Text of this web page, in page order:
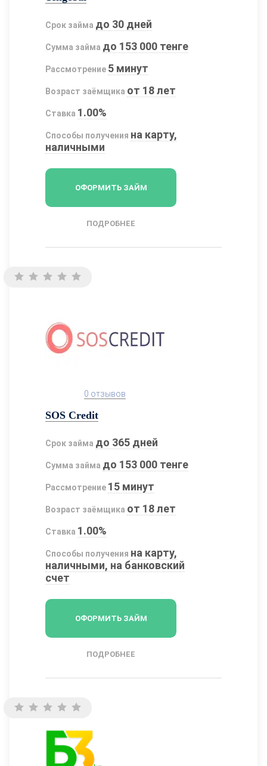
Срок займа до 30 дней
Сумма займа до 153 000 тенге
Рассмотрение 5 минут
Возраст заёмщика от 18 лет
Ставка 1.00%
Способы получения на карту,
наличными
ОФОРМИТЬ ЗАЙМ
ПОДРОБНЕЕ
0 отзывов
SOS Credit
Срок займа до 365 дней
Сумма займа до 153 000 тенге
Рассмотрение 15 минут
Возраст заёмщика от 18 лет
Ставка 1.00%
Способы получения на карту,
наличными, на банковский
счет
ОФОРМИТЬ ЗАЙМ
ПОДРОБНЕЕ